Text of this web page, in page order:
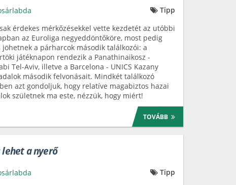
Tipp
érdekes mérkőzésekkel vette kezdetét az utóbbi
az Euroliga negyeddöntőköre, most pedig
jöhetnek a párharcok második találkozói: a
játéknapon rendezik a Panathinaikosz -
Tel-Aviv, illetve a Barcelona - UNICS Kazany
második felvonásait. Mindkét találkozó
azt gondoljuk, hogy relatíve magabiztos hazai
születnek ma este, nézzük, hogy miért!
TOVÁBB
lehet a nyerő
Tipp